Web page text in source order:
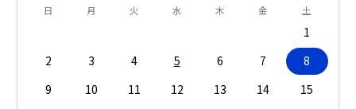
日 月 火 水 木 金 土
1
2
3 4 5 6 7
8
9
10 11 12 13 14
15